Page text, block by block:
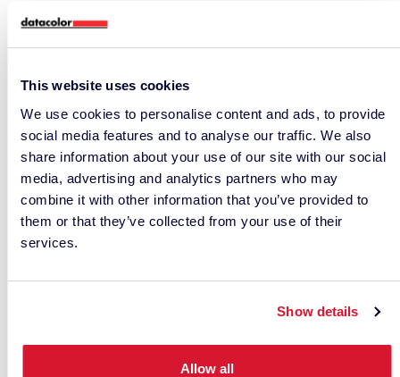
This website uses cookies
We use cookies to personalise content and ads, to provide
social media features and to analyse our traffic. We also
share information about your use of our site with our social
media, advertising and analytics partners who may
combine it with other information that you’ve provided to
them or that they’ve collected from your use of their
services.
Show details
Allow all
La gestione del ciclo di vita del colore richiede una
comunicazione snella, strumenti oggettivi di
nella fase più critica della produzione: la
fabbricazione. I marchi e i fornitori possono
ottenere la sicurezza del colore attraverso un mix
coordinato di analisi digitale del colore basata sui
dati e di audit professionale dell’ambiente, delle
attrezzature e degli operatori del fornitore.